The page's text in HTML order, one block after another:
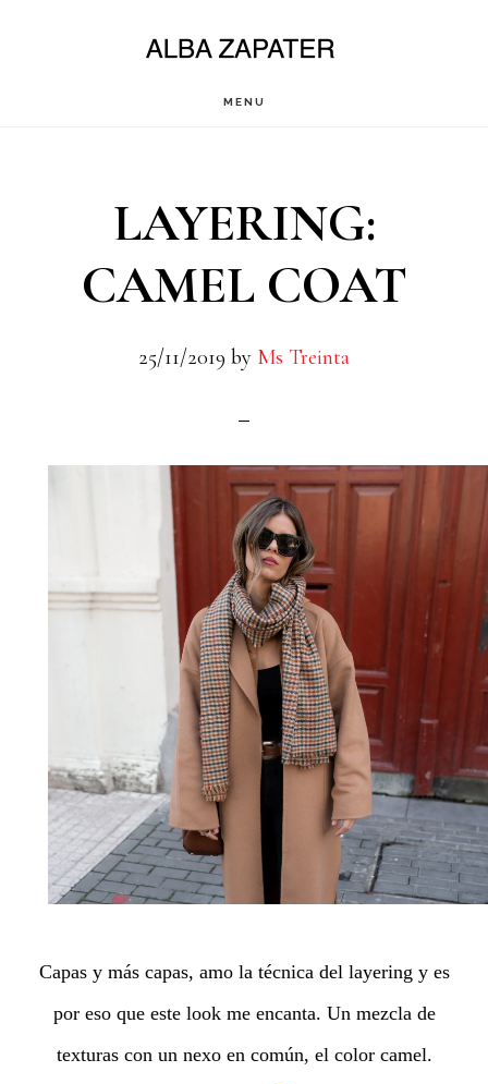
MENU
LAYERING:
CAMEL COAT
25/11/2019 by Ms Treinta
Capas y más capas, amo la técnica del layering y es
por eso que este look me encanta. Un mezcla de
texturas con un nexo en común, el color camel.